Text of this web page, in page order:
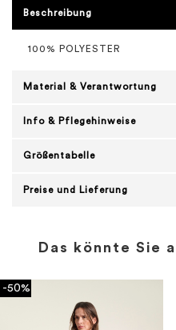
Beschreibung
100% POLYESTER
Material & Verantwortung
Info & Pflegehinweise
Größentabelle
Preise und Lieferung
Das könnte Sie
-50%